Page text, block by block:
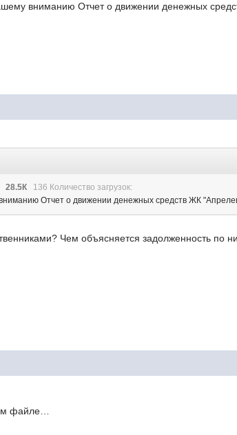
вниманию Отчет о движении денежных
28.5К
136 Количество загрузок:
Отчет о движении денежных средств ЖК
Чем объясняется задолженность по
файле…